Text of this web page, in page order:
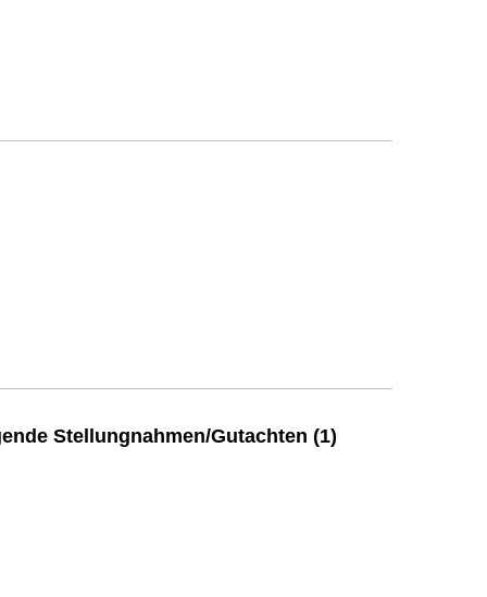
Stellungnahmen/Gutachten (1)